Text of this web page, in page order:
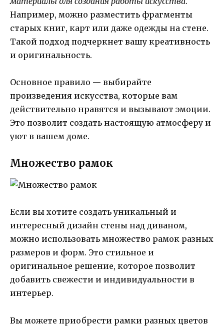
Например, можно разместить фрагменты
старых книг, карт или даже одежды на стене.
Такой подход подчеркнет вашу креативность
и оригинальность.
Основное правило — выбирайте
произведения искусства, которые вам
действительно нравятся и вызывают эмоции.
Это позволит создать настоящую атмосферу и
уют в вашем доме.
Множество рамок
Если вы хотите создать уникальный и
интересный дизайн стены над диваном,
можно использовать множество рамок разных
размеров и форм. Это стильное и
оригинальное решение, которое позволит
добавить свежести и индивидуальности в
интерьер.
Вы можете приобрести рамки разных цветов